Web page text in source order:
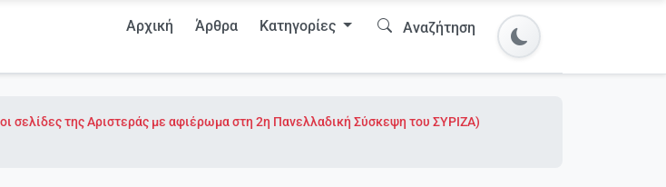
Αρχική Άρθρα Κατηγορίες Αναζήτηση
σελίδες της Αριστεράς με αφιέρωμα στη 2η Πανελλαδική Σύσκεψη του ΣΥΡΙΖΑ)